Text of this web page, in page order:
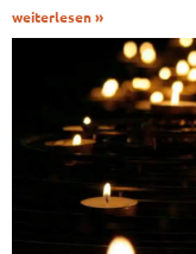
weiterlesen »